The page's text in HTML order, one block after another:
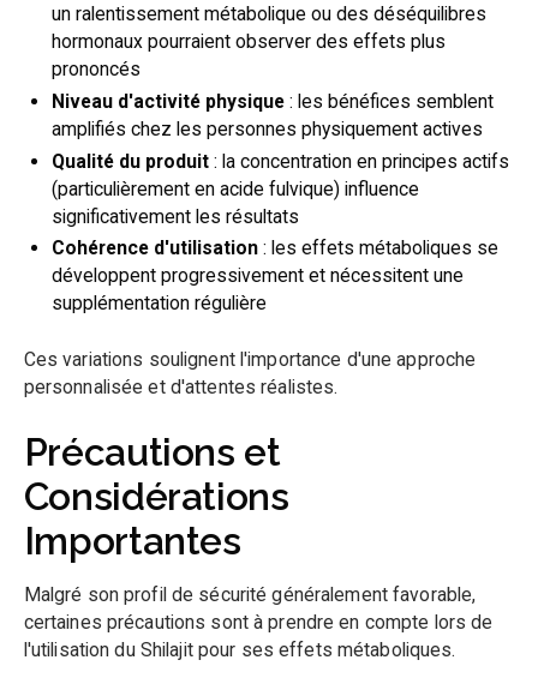
un ralentissement métabolique ou des déséquilibres
hormonaux pourraient observer des effets plus
prononcés
Niveau d'activité physique : les bénéfices semblent
amplifiés chez les personnes physiquement actives
Qualité du produit : la concentration en principes actifs
(particulièrement en acide fulvique) influence
significativement les résultats
Cohérence d'utilisation : les effets métaboliques se
développent progressivement et nécessitent une
supplémentation régulière
Ces variations soulignent l'importance d'une approche
personnalisée et d'attentes réalistes.
Précautions et
Considérations
Importantes
Malgré son profil de sécurité généralement favorable,
certaines précautions sont à prendre en compte lors de
l'utilisation du Shilajit pour ses effets métaboliques.